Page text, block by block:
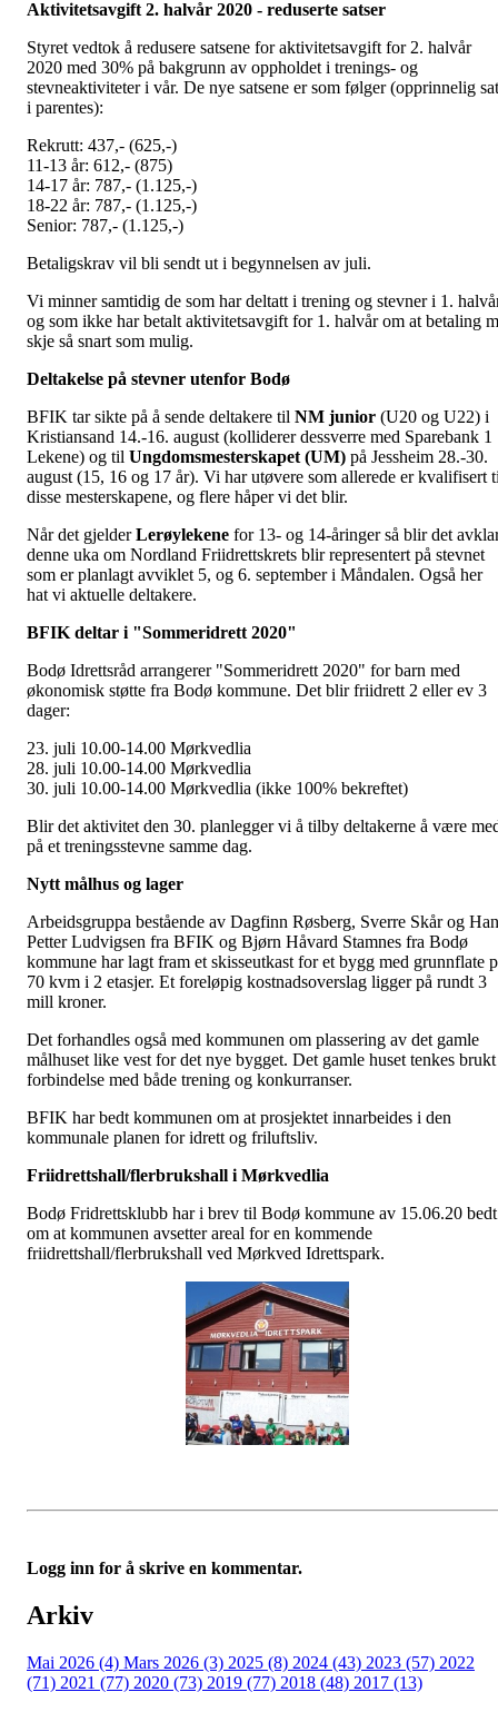
Aktivitetsavgift 2. halvår 2020 - reduserte satser
Styret vedtok å redusere satsene for aktivitetsavgift for 2. halvår
2020 med 30% på bakgrunn av oppholdet i trenings- og
stevneaktiviteter i vår. De nye satsene er som følger (opprinnelig
i parentes):
Rekrutt: 437,- (625,-)
11-13 år: 612,- (875)
14-17 år: 787,- (1.125,-)
18-22 år: 787,- (1.125,-)
Senior: 787,- (1.125,-)
Betaligskrav vil bli sendt ut i begynnelsen av juli.
Vi minner samtidig de som har deltatt i trening og stevner i 1.
og som ikke har betalt aktivitetsavgift for 1. halvår om at betaling
skje så snart som mulig.
Deltakelse på stevner utenfor Bodø
BFIK tar sikte på å sende deltakere til NM junior (U20 og U22) i
Kristiansand 14.-16. august (kolliderer dessverre med Sparebank 1
Lekene) og til Ungdomsmesterskapet (UM) på Jessheim 28.-30.
august (15, 16 og 17 år). Vi har utøvere som allerede er kvalifisert
disse mesterskapene, og flere håper vi det blir.
Når det gjelderLerøylekene for 13- og 14-åringer så blir det
denne uka om Nordland Friidrettskrets blir representert på stevnet
som er planlagt avviklet 5, og 6. september i Måndalen. Også her
hat vi aktuelle deltakere.
BFIK deltar i "Sommeridrett 2020"
Bodø Idrettsråd arrangerer "Sommeridrett 2020" for barn med
økonomisk støtte fra Bodø kommune. Det blir friidrett 2 eller ev 3
dager:
23. juli 10.00-14.00 Mørkvedlia
28. juli 10.00-14.00 Mørkvedlia
30. juli 10.00-14.00 Mørkvedlia (ikke 100% bekreftet)
Blir det aktivitet den 30. planlegger vi å tilby deltakerne å være
på et treningsstevne samme dag.
Nytt målhus og lager
Arbeidsgruppa bestående av Dagfinn Røsberg, Sverre Skår og
Petter Ludvigsen fra BFIK og Bjørn Håvard Stamnes fra Bodø
kommune har lagt fram et skisseutkast for et bygg med grunnflate
70 kvm i 2 etasjer. Et foreløpig kostnadsoverslag ligger på rundt 3
mill kroner.
Det forhandles også med kommunen om plassering av det gamle
målhuset like vest for det nye bygget. Det gamle huset tenkes
forbindelse med både trening og konkurranser.
BFIK har bedt kommunen om at prosjektet innarbeides i den
kommunale planen for idrett og friluftsliv.
Friidrettshall/flerbrukshall i Mørkvedlia
Bodø Fridrettsklubb har i brev til Bodø kommune av 15.06.20 bedt
om at kommunen avsetter areal for en kommende
friidrettshall/flerbrukshall ved Mørkved Idrettspark.
Logg inn for å skrive en kommentar.
Arkiv
Mai 2026 (4) Mars 2026 (3) 2025 (8) 2024 (43) 2023 (57) 2022
(71) 2021 (77) 2020 (73) 2019 (77) 2018 (48) 2017 (13)